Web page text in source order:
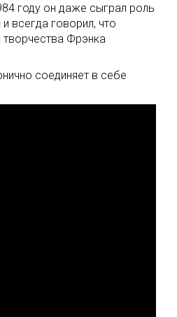
году он даже сыграл роль
всегда говорил, что
творчества Фрэнка
соединяет в себе